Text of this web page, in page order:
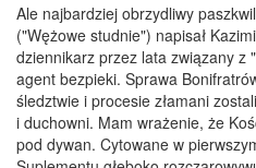
Ale najbardziej obrzydliwy
("Wężowe studnie") napisał
dziennikarz przez lata związany z
agent bezpieki. Sprawa
śledztwie i procesie złamani
i duchowni. Mam wrażenie, że
pod dywan. Cytowane w